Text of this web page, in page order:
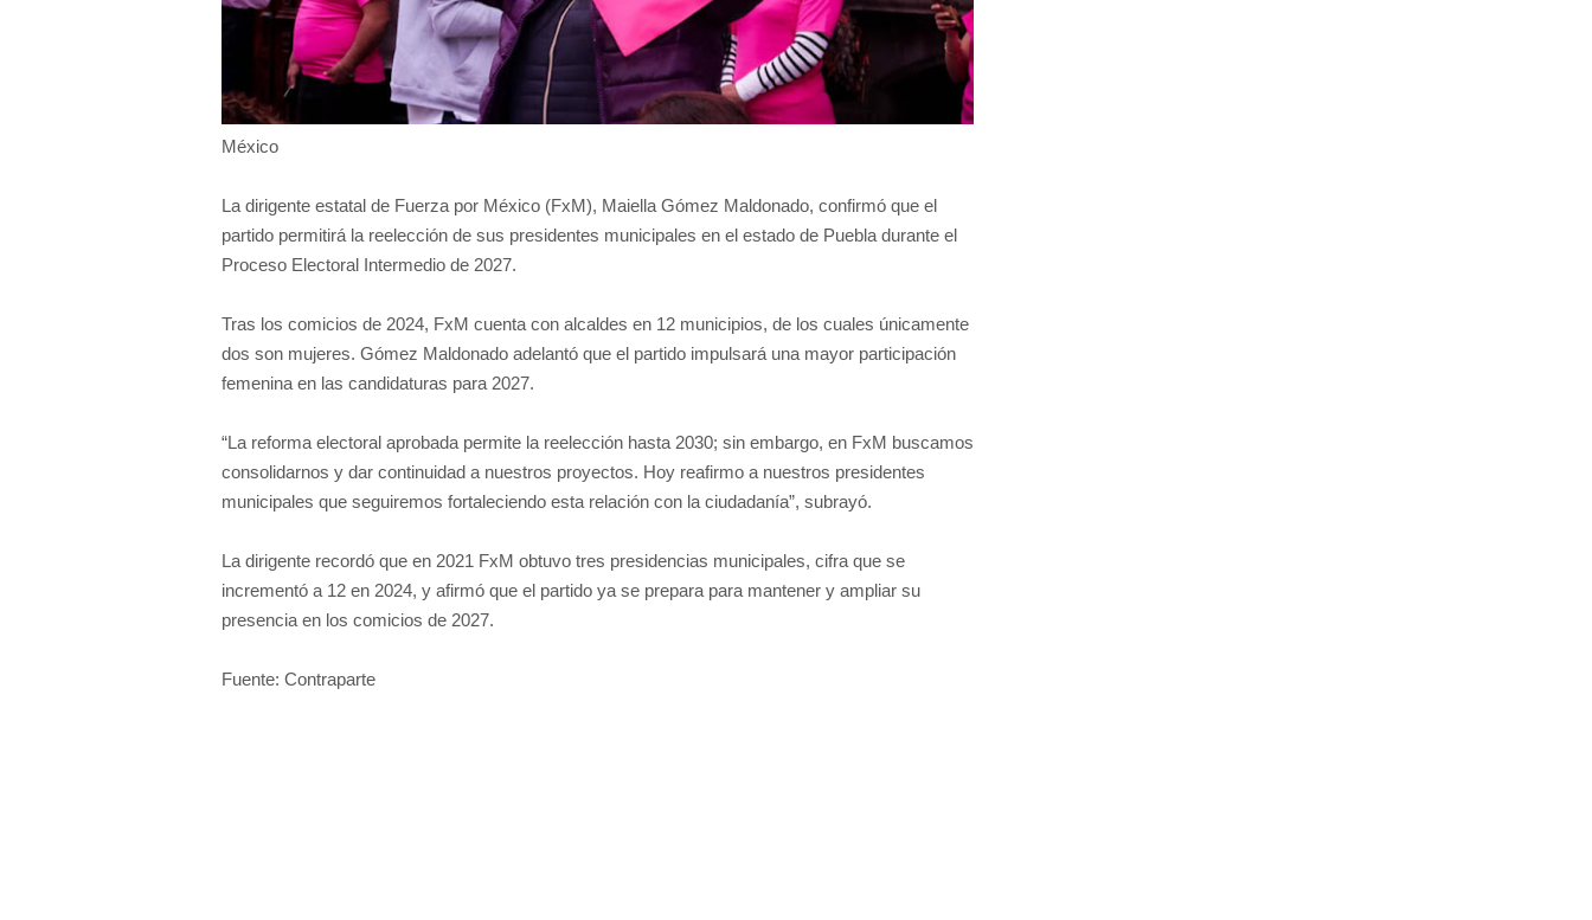
México
La dirigente estatal de Fuerza por México (FxM), Maiella Gómez Maldonado, confirmó que el
partido permitirá la reelección de sus presidentes municipales en el estado de Puebla durante el
Proceso Electoral Intermedio de 2027.
Tras los comicios de 2024, FxM cuenta con alcaldes en 12 municipios, de los cuales únicamente
dos son mujeres. Gómez Maldonado adelantó que el partido impulsará una mayor participación
femenina en las candidaturas para 2027.
“La reforma electoral aprobada permite la reelección hasta 2030; sin embargo, en FxM buscamos
consolidarnos y dar continuidad a nuestros proyectos. Hoy reafirmo a nuestros presidentes
municipales que seguiremos fortaleciendo esta relación con la ciudadanía”, subrayó.
La dirigente recordó que en 2021 FxM obtuvo tres presidencias municipales, cifra que se
incrementó a 12 en 2024, y afirmó que el partido ya se prepara para mantener y ampliar su
presencia en los comicios de 2027.
Fuente: Contraparte